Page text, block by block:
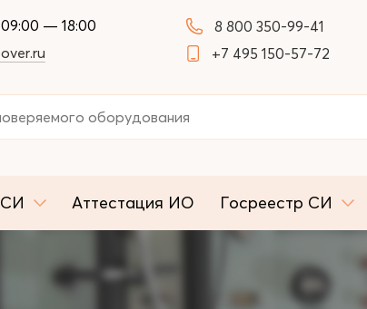
— 18:00
8 800 350-99-41
+7 495 150-57-72
Аттестация ИО Госреестр СИ